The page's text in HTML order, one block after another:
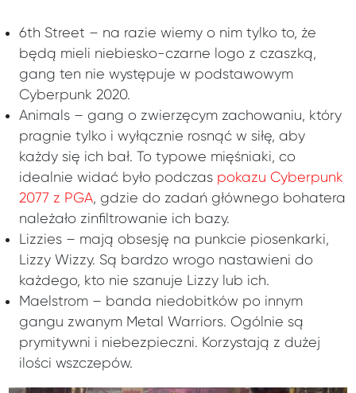
6th Street – na razie wiemy o nim tylko to, że
będą mieli niebiesko-czarne logo z czaszką,
gang ten nie występuje w podstawowym
Cyberpunk 2020.
Animals – gang o zwierzęcym zachowaniu, który
pragnie tylko i wyłącznie rosnąć w siłę, aby
każdy się ich bał. To typowe mięśniaki, co
idealnie widać było podczas pokazu Cyberpunk
2077 z PGA, gdzie do zadań głównego bohatera
należało zinfiltrowanie ich bazy.
Lizzies – mają obsesję na punkcie piosenkarki,
Lizzy Wizzy. Są bardzo wrogo nastawieni do
każdego, kto nie szanuje Lizzy lub ich.
Maelstrom – banda niedobitków po innym
gangu zwanym Metal Warriors. Ogólnie są
prymitywni i niebezpieczni. Korzystają z dużej
ilości wszczepów.